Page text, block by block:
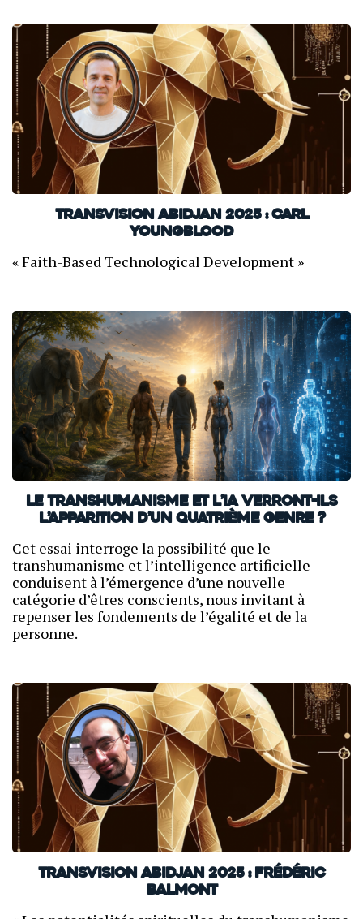
TransVision Abidjan 2025 : Carl
Youngblood
« Faith-Based Technological Development »
Le transhumanisme et l’IA verront-ils
l’apparition d’un quatrième genre ?
Cet essai interroge la possibilité que le
transhumanisme et l’intelligence artificielle
conduisent à l’émergence d’une nouvelle
catégorie d’êtres conscients, nous invitant à
repenser les fondements de l’égalité et de la
personne.
TransVision Abidjan 2025 : Frédéric
Balmont